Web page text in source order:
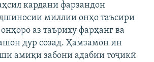
кардани фарзандон
миллии онҳо таъсири
аз таъриху фарҳанг ва
дур созад. Ҳамзамон ин
амиқи забони адабии тоҷикӣ